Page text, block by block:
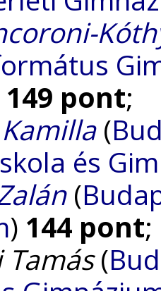
149 pont;
(
és
(
) 144 pont;
Tamás(